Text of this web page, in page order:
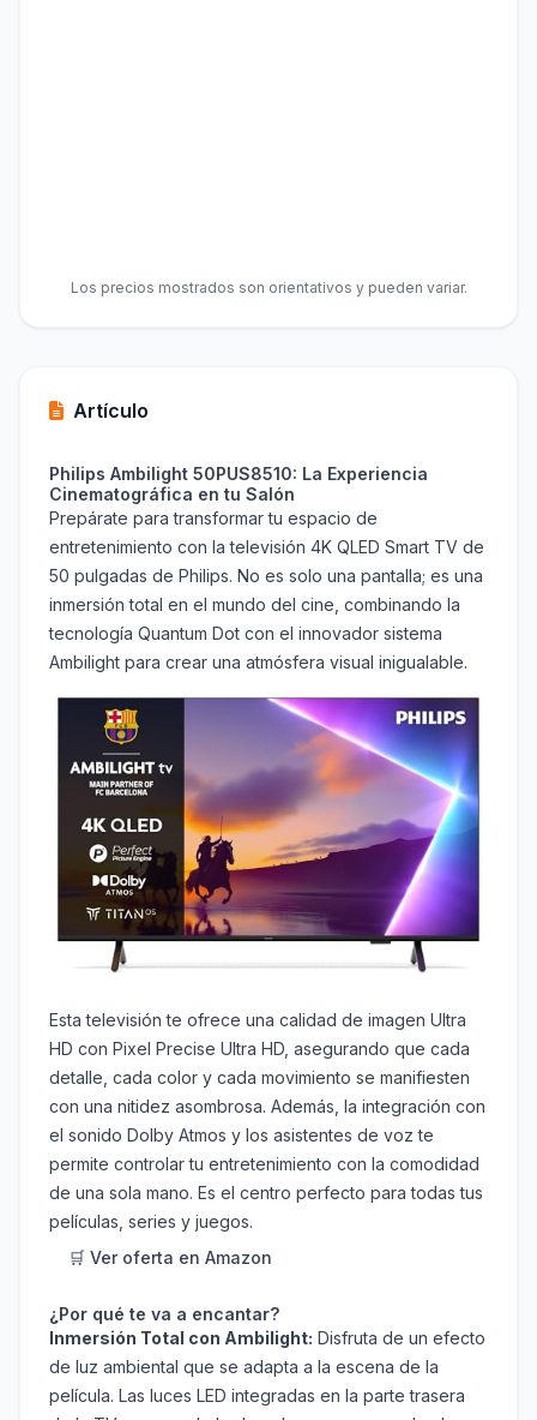
Los precios mostrados son orientativos y pueden variar.
Artículo
Philips Ambilight 50PUS8510: La Experiencia
Cinematográfica en tu Salón
Prepárate para transformar tu espacio de
entretenimiento con la televisión 4K QLED Smart TV de
50 pulgadas de Philips. No es solo una pantalla; es una
inmersión total en el mundo del cine, combinando la
tecnología Quantum Dot con el innovador sistema
Ambilight para crear una atmósfera visual inigualable.
Esta televisión te ofrece una calidad de imagen Ultra
HD con Pixel Precise Ultra HD, asegurando que cada
detalle, cada color y cada movimiento se manifiesten
con una nitidez asombrosa. Además, la integración con
el sonido Dolby Atmos y los asistentes de voz te
permite controlar tu entretenimiento con la comodidad
de una sola mano. Es el centro perfecto para todas tus
películas, series y juegos.
🛒 Ver oferta en Amazon
¿Por qué te va a encantar?
Inmersión Total con Ambilight: Disfruta de un efecto
de luz ambiental que se adapta a la escena de la
película. Las luces LED integradas en la parte trasera